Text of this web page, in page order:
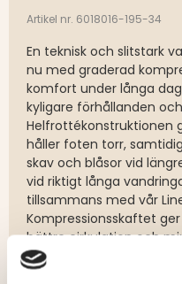
Artikel nr. 6018016-195-34
En teknisk och slitstark
nu med graderad
komfort under långa
kyligare förhållanden
Helfrottékonstruktionen
håller foten torr,
skav och blåsor vid
vid riktigt långa
tillsammans med vår
Kompressionsskaftet
bättre cirkulation och
runt hålfot och vrist
plats hela dagen.